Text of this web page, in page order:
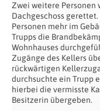
Zwei weitere Personen
Dachgeschoss
Personen mehr im
Trupps die
Wohnhauses
Zugänge des Kellers
rückwärtigen
durchsuchte ein Trupp
hierbei die vermisste
Besitzerin übergeben.